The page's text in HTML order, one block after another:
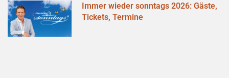
Immer wieder sonntags 2026: Gäste,
Tickets, Termine